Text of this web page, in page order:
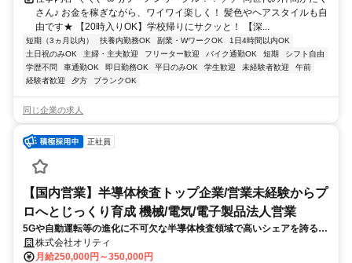
さん♪ お金を稼ぎながら、ワイワイ楽しく！ 髪色やヘアスタイルも自
由です★ 【20時入りOK】学校帰りにサクッと！ 【深...
短期（3ヵ月以内） 扶養内勤務OK 副業・WワークOK
1日4時間以内OK
土日祝のみOK
主婦・主夫歓迎 フリーター歓迎 バイク通勤OK 短期
シフト自由
学歴不問
車通勤OK 即日勤務OK 平日のみOK 学生歓迎 未経験者歓迎
午前
経験者歓迎
夕方 ブランクOK
同じ企業の求人
正社員
【国内営業】半導体検査トップ企業/営業未経験からプ
ロへとじっくり育成 機械/電気/電子製品法人営業
5Gや自動運転等の進化に不可欠な半導体検査領域で高いシェアを誇る当
社にて、国内営業をお任せします。顧客の要望を正確に理解し、自社の
技術部門へフィードバックを行う極めて重要なポジションです。
株式会社オリティ
月給250,000円～350,000円